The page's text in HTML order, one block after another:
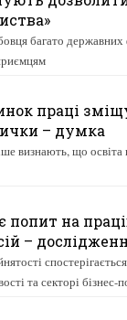
багато
праці
– думка
визнають, що освіта
попит на
–
та секторі бізнес-